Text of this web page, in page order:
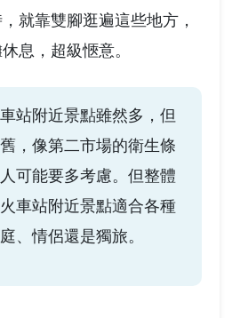
就靠雙腳逛遍這些地方，
息，超級愜意。
站附近景點雖然多，但
，像第二市場的衛生條
可能要多考慮。但整體
車站附近景點適合各種
、情侶還是獨旅。